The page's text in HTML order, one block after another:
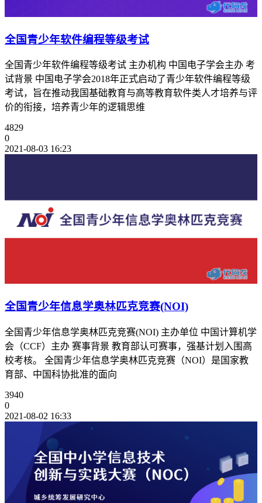
全国青少年软件编程等级考试
全国青少年软件编程等级考试 主办机构 中国电子学会主办 考
试背景 中国电子学会2018年正式启动了青少年软件编程等级
考试，旨在推动我国基础教育与高等教育软件类人才培养与评
价的衔接，培养青少年的逻辑思维
4829
0
2021-08-03 16:23
全国青少年信息学奥林匹克竞赛(NOI)
全国青少年信息学奥林匹克竞赛(NOI) 主办单位 中国计算机学
会（CCF）主办 赛事背景 教育部认可赛事，强基计划入围高
校考核。 全国青少年信息学奥林匹克竞赛（NOI）是国家教
育部、中国科协批准的面向
3940
0
2021-08-02 16:33